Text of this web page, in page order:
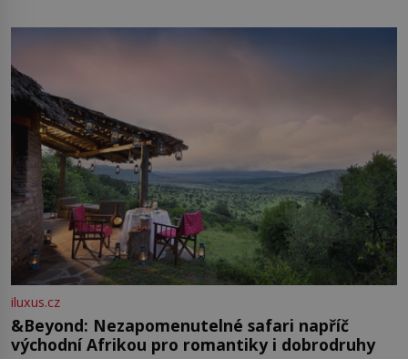
iluxus.cz
&Beyond: Nezapomenutelné safari napříč
východní Afrikou pro romantiky i dobrodruhy